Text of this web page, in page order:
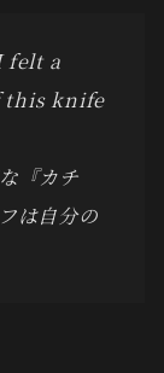
felt a
this knife
『カチ
は自分の